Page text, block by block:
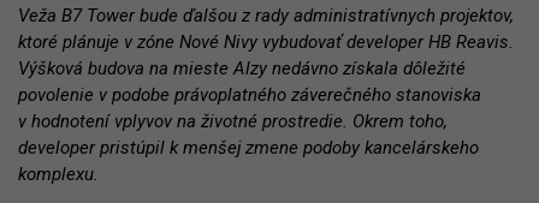
Veža B7 Tower bude ďalšou z rady administratívnych projektov,
ktoré plánuje v zóne Nové Nivy vybudovať developer HB Reavis.
Výšková budova na mieste Alzy nedávno získala dôležité
povolenie v podobe právoplatného záverečného stanoviska
v hodnotení vplyvov na životné prostredie. Okrem toho,
developer pristúpil k menšej zmene podoby kancelárskeho
komplexu.